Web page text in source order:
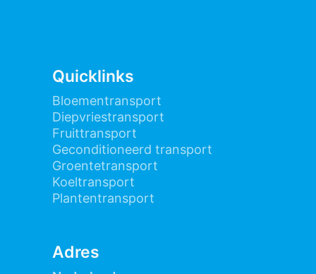
Quicklinks
Bloementransport
Diepvriestransport
Fruittransport
Geconditioneerd transport
Groentetransport
Koeltransport
Plantentransport
Adres